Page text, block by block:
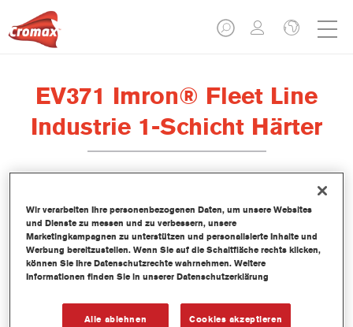
EV371 Imron® Fleet Line
Industrie 1-Schicht Härter
Produktmerkmale
Produktvariante
Wir verarbeiten Ihre personenbezogenen Daten, um unsere Websites
und Dienste zu messen und zu verbessern, unsere
Marketingkampagnen zu unterstützen und personalisierte Inhalte und
Werbung bereitzustellen. Wenn Sie auf die Schaltfläche rechts klicken,
können Sie Ihre Datenschutzrechte wahrnehmen. Weitere
Informationen finden Sie in unserer Datenschutzerklärung
Alle ablehnen Cookies akzeptieren